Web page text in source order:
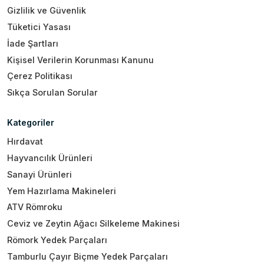
Gizlilik ve Güvenlik
Tüketici Yasası
İade Şartları
Kişisel Verilerin Korunması Kanunu
Çerez Politikası
Sıkça Sorulan Sorular
Kategoriler
Hırdavat
Hayvancılık Ürünleri
Sanayi Ürünleri
Yem Hazırlama Makineleri
ATV Römroku
Ceviz ve Zeytin Ağacı Silkeleme Makinesi
Römork Yedek Parçaları
Tamburlu Çayır Biçme Yedek Parçaları